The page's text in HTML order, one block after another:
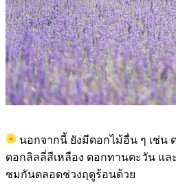
นอกจากนี้ ยังมีดอกไม้อื่น ๆ เช่น
ดอกลิลลี่สีเหลือง ดอกทานตะวัน แ
ชมกันตลอดช่วงฤดูร้อนด้วย